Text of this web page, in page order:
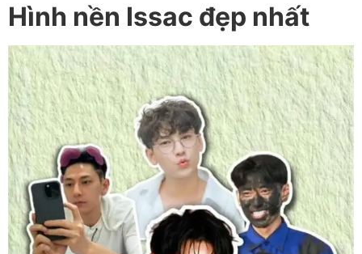
Hình nền Issac đẹp nhất